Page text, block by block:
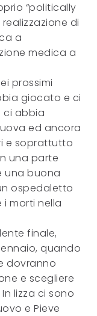
“politically
di
a
medica a
prossimi
giocato e ci
ci abbia
ed ancora
e soprattutto
una parte
una buona
ospedaletto
morti nella
finale,
quando
dovranno
e scegliere
lizza ci sono
e Pieve